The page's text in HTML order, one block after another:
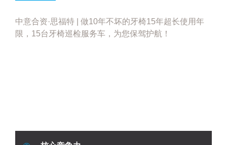
中意合资·思福特 | 做10年不坏的牙椅15年超长使用年
限，15台牙椅巡检服务车，为您保驾护航！